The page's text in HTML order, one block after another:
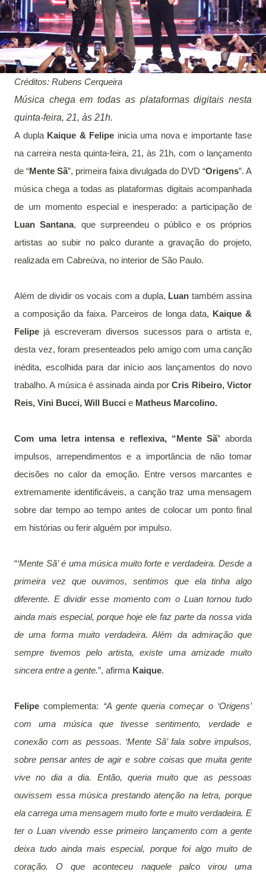
Créditos: Rubens Cerqueira
Música chega em todas as plataformas digitais nesta
quinta-feira, 21, às 21h.
A dupla Kaique & Felipe inicia uma nova e importante fase
na carreira nesta quinta-feira, 21, às 21h, com o lançamento
de “Mente Sã”, primeira faixa divulgada do DVD “Origens”. A
música chega a todas as plataformas digitais acompanhada
de um momento especial e inesperado: a participação de
Luan Santana, que surpreendeu o público e os próprios
artistas ao subir no palco durante a gravação do projeto,
realizada em Cabreúva, no interior de São Paulo.
Além de dividir os vocais com a dupla, Luan também assina
a composição da faixa. Parceiros de longa data, Kaique &
Felipe já escreveram diversos sucessos para o artista e,
desta vez, foram presenteados pelo amigo com uma canção
inédita, escolhida para dar início aos lançamentos do novo
trabalho. A música é assinada ainda porCris Ribeiro, Victor
Reis, Vini Bucci, Will Bucci e Matheus Marcolino.
Com uma letra intensa e reflexiva, “Mente Sã” aborda
impulsos, arrependimentos e a importância de não tomar
decisões no calor da emoção. Entre versos marcantes e
extremamente identificáveis, a canção traz uma mensagem
sobre dar tempo ao tempo antes de colocar um ponto final
em histórias ou ferir alguém por impulso.
“‘Mente Sã’ é uma música muito forte e verdadeira. Desde a
primeira vez que ouvimos, sentimos que ela tinha algo
diferente. E dividir esse momento com o Luan tornou tudo
ainda mais especial, porque hoje ele faz parte da nossa vida
de uma forma muito verdadeira. Além da admiração que
sempre tivemos pelo artista, existe uma amizade muito
sincera entre a gente.”, afirma Kaique.
Felipecomplementa: “A gente queria começar o ‘Origens’
com uma música que tivesse sentimento, verdade e
conexão com as pessoas. ‘Mente Sã’ fala sobre impulsos,
sobre pensar antes de agir e sobre coisas que muita gente
vive no dia a dia. Então, queria muito que as pessoas
ouvissem essa música prestando atenção na letra, porque
ela carrega uma mensagem muito forte e muito verdadeira. E
ter o Luan vivendo esse primeiro lançamento com a gente
deixa tudo ainda mais especial, porque foi algo muito de
coração. O que aconteceu naquele palco virou uma